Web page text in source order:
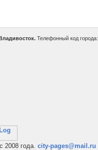
Телефонный код города:
2008 года. city-pages@mail.ru